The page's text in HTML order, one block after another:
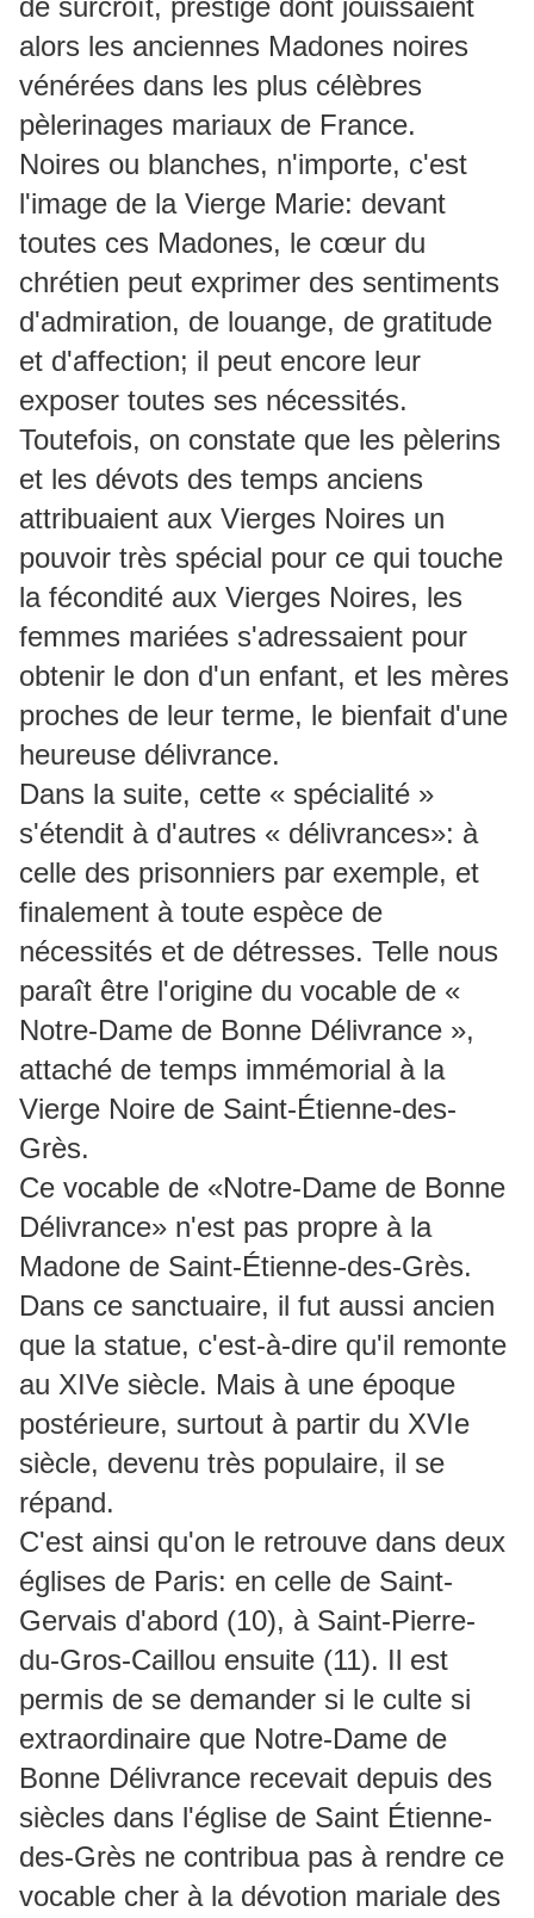
de surcroît, prestige dont jouissaient
alors les anciennes Madones noires
vénérées dans les plus célèbres
pèlerinages mariaux de France.
Noires ou blanches, n'importe, c'est
l'image de la Vierge Marie: devant
toutes ces Madones, le cœur du
chrétien peut exprimer des sentiments
d'admiration, de louange, de gratitude
et d'affection; il peut encore leur
exposer toutes ses nécessités.
Toutefois, on constate que les pèlerins
et les dévots des temps anciens
attribuaient aux Vierges Noires un
pouvoir très spécial pour ce qui touche
la fécondité aux Vierges Noires, les
femmes mariées s'adressaient pour
obtenir le don d'un enfant, et les mères
proches de leur terme, le bienfait d'une
heureuse délivrance.
Dans la suite, cette « spécialité »
s'étendit à d'autres « délivrances»: à
celle des prisonniers par exemple, et
finalement à toute espèce de
nécessités et de détresses. Telle nous
paraît être l'origine du vocable de «
Notre-Dame de Bonne Délivrance »,
attaché de temps immémorial à la
Vierge Noire de Saint-Étienne-des-
Grès.
Ce vocable de «Notre-Dame de Bonne
Délivrance» n'est pas propre à la
Madone de Saint-Étienne-des-Grès.
Dans ce sanctuaire, il fut aussi ancien
que la statue, c'est-à-dire qu'il remonte
au XIVe siècle. Mais à une époque
postérieure, surtout à partir du XVIe
siècle, devenu très populaire, il se
répand.
C'est ainsi qu'on le retrouve dans deux
églises de Paris: en celle de Saint-
Gervais d'abord (10), à Saint-Pierre-
du-Gros-Caillou ensuite (11). Il est
permis de se demander si le culte si
extraordinaire que Notre-Dame de
Bonne Délivrance recevait depuis des
siècles dans l'église de Saint Étienne-
des-Grès ne contribua pas à rendre ce
vocable cher à la dévotion mariale des